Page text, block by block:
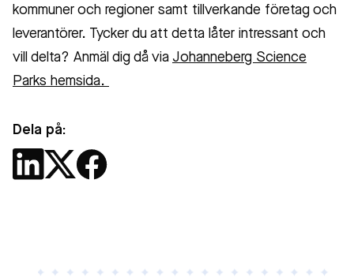
kommuner och regioner samt tillverkande företag och
leverantörer. Tycker du att detta låter intressant och
vill delta? Anmäl dig då via Johanneberg Science
Parks hemsida.
Dela på: